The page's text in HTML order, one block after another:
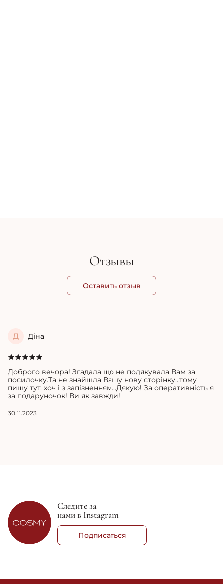
Отзывы
Оставить отзыв
Д Діна
Доброго вечора! Згадала що не подякувала Вам за
посилочку.Та не знайшла Вашу нову сторінку...тому
пишу тут, хоч і з запізненням...Дякую! За оперативність я
за подаруночок! Ви як завжди!
30.11.2023
Следите за
нами в Instagram
Подписаться